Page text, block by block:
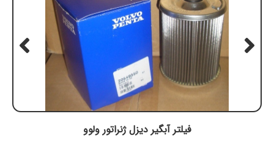
فیلتر آبگیر دیزل ژنراتور ولوو